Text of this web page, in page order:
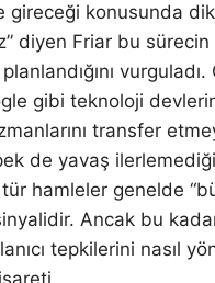
gireceği konusunda
diyen Friar bu
gibi teknoloji
transfer
pek de yavaş
hamleler genelde
Ancak bu
tepkilerini nasıl